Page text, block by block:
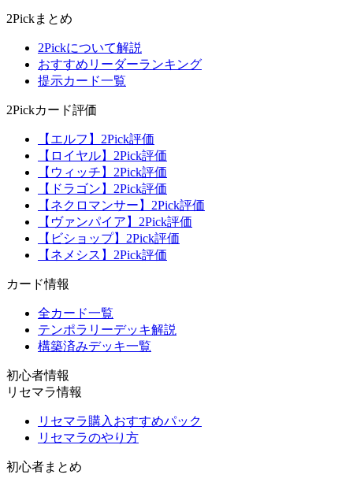
2Pickまとめ
2Pickについて解説
おすすめリーダーランキング
提示カード一覧
2Pickカード評価
【エルフ】2Pick評価
【ロイヤル】2Pick評価
【ウィッチ】2Pick評価
【ドラゴン】2Pick評価
【ネクロマンサー】2Pick評価
【ヴァンパイア】2Pick評価
【ビショップ】2Pick評価
【ネメシス】2Pick評価
カード情報
全カード一覧
テンポラリーデッキ解説
構築済みデッキ一覧
初心者情報
リセマラ情報
リセマラ購入おすすめパック
リセマラのやり方
初心者まとめ